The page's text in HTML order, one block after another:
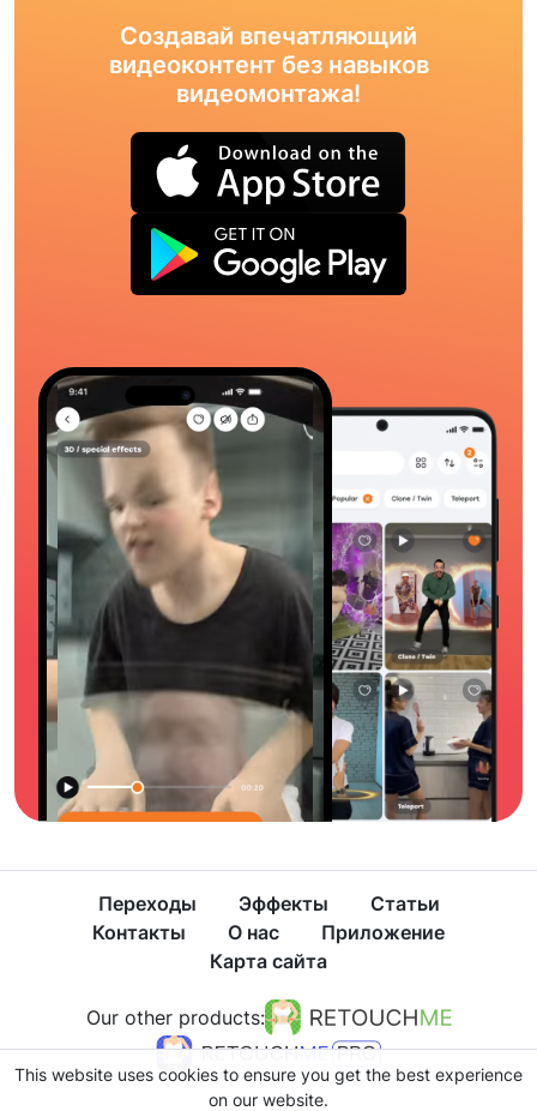
Создавай впечатляющий
видеоконтент без навыков
видеомонтажа!
Переходы Эффекты
Статьи
Контакты
О нас
Приложение
Карта сайта
Our other products:
This website uses cookies to ensure you get the best experience
on our website.